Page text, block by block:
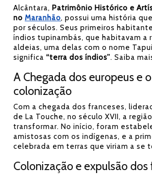
Alcântara, Patrimônio Histórico e
no Maranhão, possui uma história
por séculos. Seus primeiros
índios tupinambás, que habitavam a
aldeias, uma delas com o nome
significa “terra dos índios”. Saiba
A Chegada dos europeus e
colonização
Com a chegada dos franceses,
de La Touche, no século XVII, a
transformar. No início, foram
amistosas com os indígenas, e a
celebrada em terras que viriam a se
Colonização e expulsão dos